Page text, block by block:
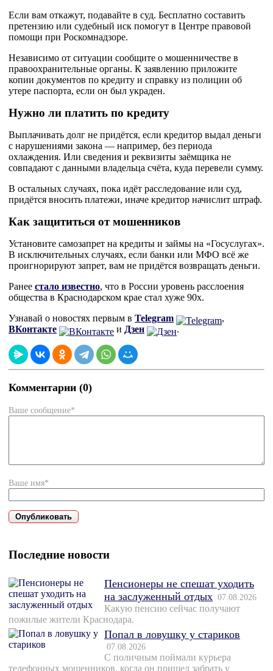
Если вам откажут, подавайте в суд. Бесплатно составить
претензию или судебный иск помогут в Центре правовой
помощи при Роскомнадзоре.
Независимо от ситуации сообщите о мошенничестве в
правоохранительные органы. К заявлению приложите
копии документов по кредиту и справку из полиции об
утере паспорта, если он был украден.
Нужно ли платить по кредиту
Выплачивать долг не придётся, если кредитор выдал деньги
с нарушениями закона — например, без периода
охлаждения. Или сведения и реквизиты заёмщика не
совпадают с данными владельца счёта, куда перевели сумму.
В остальных случаях, пока идёт расследование или суд,
придётся вносить платежи, иначе кредитор начислит штраф.
Как защититься от мошенников
Установите самозапрет на кредиты и займы на «Госуслугах».
В исключительных случаях, если банки или МФО всё же
проигнорируют запрет, вам не придётся возвращать деньги.
Ранее стало известно, что в России уровень расслоения
общества в Краснодарском крае стал хуже 90х.
Узнавай о новостях первым в Telegram
,
ВКонтакте
и Дзен .
Комментарии (0)
Ваше сообщение*
Ваше имя*
Последние новости
Пенсионеры не спешат уходить
на заслуженный отдых 07.08.2026
Какую пенсию сейчас получают
пожилые жители Краснодара.
Попал в ловушку у стариков
07.08.2026
С поличным поймали курьера
телефонных мошенников, когда он пришел забрать у